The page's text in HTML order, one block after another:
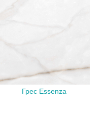
Грес Essenza